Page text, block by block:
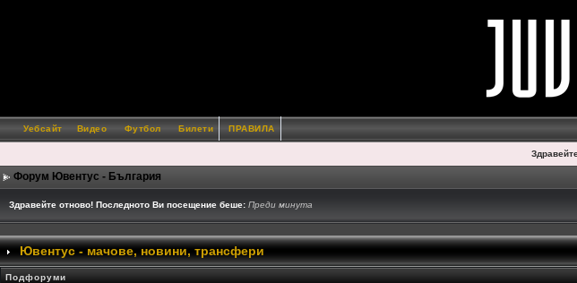
Уебсайт Видео Футбол Билети ПРАВИЛА
Форум Ювентус - България
Здравейте отново! Последното Ви посещение беше: Преди минута
Ювентус - мачове, новини, трансфери
Подфоруми